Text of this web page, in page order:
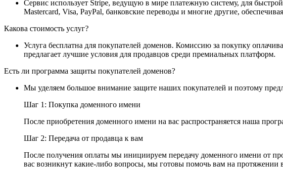
Сервис использует Stripe, ведущую в мире платежную систему, для
Mastercard, Visa, PayPal, банковские переводы и многие другие,
Какова стоимость услуг?
Услуга бесплатна для покупателей доменов. Комиссию за покупку
предлагает лучшие условия для продавцов среди премиальных платформ.
Есть ли программа защиты покупателей доменов?
Мы уделяем большое внимание защите наших покупателей и поэтому
Шаг 1: Покупка доменного имени
После приобретения доменного имени на вас распространяется наша
Шаг 2: Передача от продавца к вам
После получения оплаты мы инициируем передачу доменного имени от
вас возникнут какие-либо вопросы, мы готовы помочь вам на протяжении